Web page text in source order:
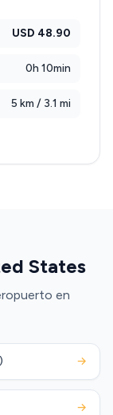
USD 48.90
0h 10min
5 km / 3.1 mi
States
en
→
→